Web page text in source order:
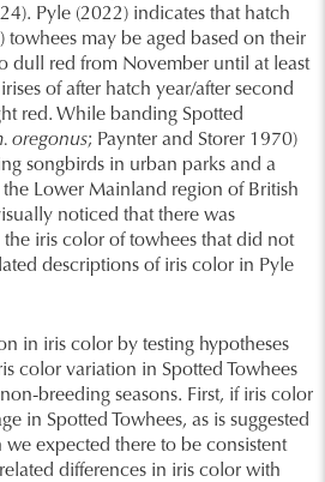
Pyle (2022) indicates that hatch
towhees may be aged based on their
dull red from November until at least
of after hatch year/after second
red. While banding Spotted
oregonus; Paynter and Storer 1970)
songbirds in urban parks and a
Lower Mainland region of British
noticed that there was
iris color of towhees that did not
descriptions of iris color in Pyle
in iris color by testing hypotheses
color variation in Spotted Towhees
breeding seasons. First, if iris color
in Spotted Towhees, as is suggested
expected there to be consistent
differences in iris color with